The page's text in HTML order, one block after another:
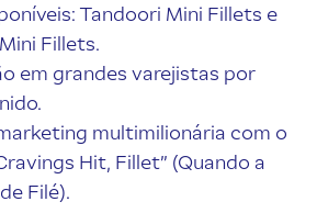
Tandoori Mini Fillets e
Fillets.
em grandes varejistas por
multimilionária com o
Hit, Fillet” (Quando a
Filé).